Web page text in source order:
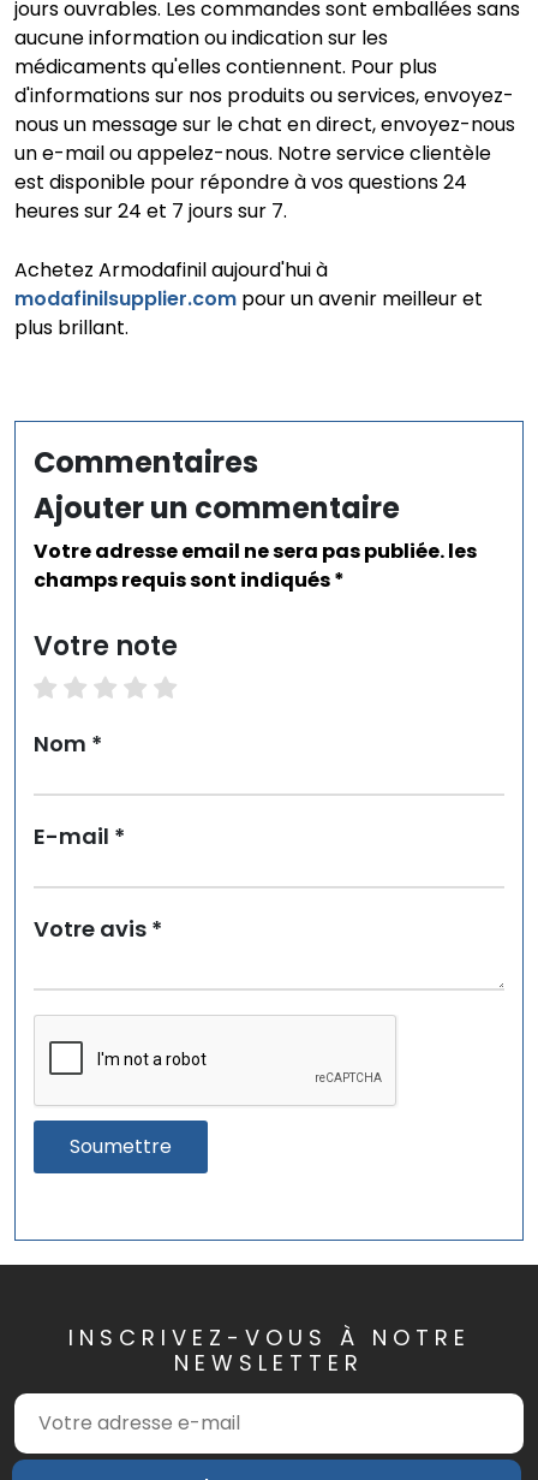
jours ouvrables. Les commandes sont emballées sans
aucune information ou indication sur les
médicaments qu'elles contiennent. Pour plus
d'informations sur nos produits ou services, envoyez-
nous un message sur le chat en direct, envoyez-nous
un e-mail ou appelez-nous. Notre service clientèle
est disponible pour répondre à vos questions 24
heures sur 24 et 7 jours sur 7.
Achetez Armodafinil aujourd'hui à
modafinilsupplier.com pour un avenir meilleur et
plus brillant.
Commentaires
Ajouter un commentaire
Votre adresse email ne sera pas publiée. les
champs requis sont indiqués *
Votre note
4 stars
3 stars
2 stars
1 star
Nom *
E-mail *
Votre avis *
Soumettre
INSCRIVEZ-VOUS À NOTRE
NEWSLETTER